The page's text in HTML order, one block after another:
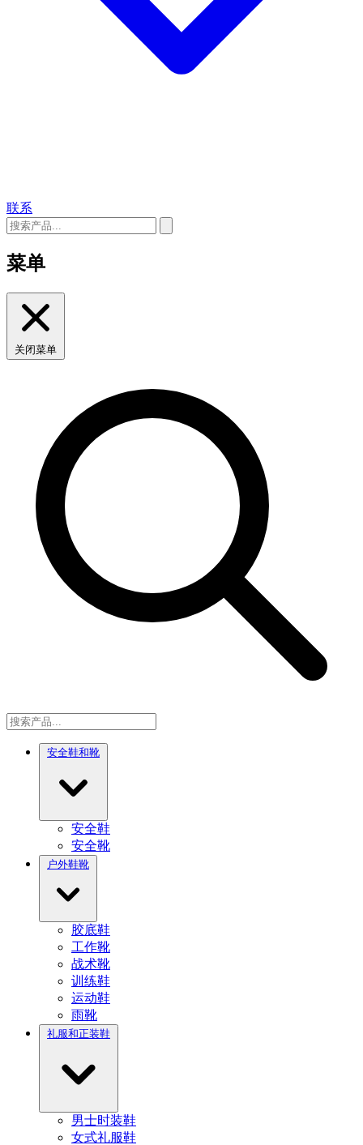
联系
菜单
关闭菜单
安全鞋和靴
安全鞋
安全靴
户外鞋靴
胶底鞋
工作靴
战术靴
训练鞋
运动鞋
雨靴
礼服和正装鞋
男士时装鞋
女式礼服鞋